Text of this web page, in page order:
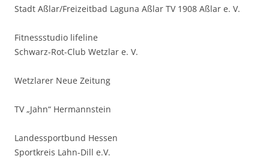
Stadt Aßlar/Freizeitbad Laguna Aßlar TV 1908 Aßlar e. V.
Fitnessstudio lifeline
Schwarz-Rot-Club Wetzlar e. V.
Wetzlarer Neue Zeitung
TV „Jahn“ Hermannstein
Landessportbund Hessen
Sportkreis Lahn-Dill e.V.